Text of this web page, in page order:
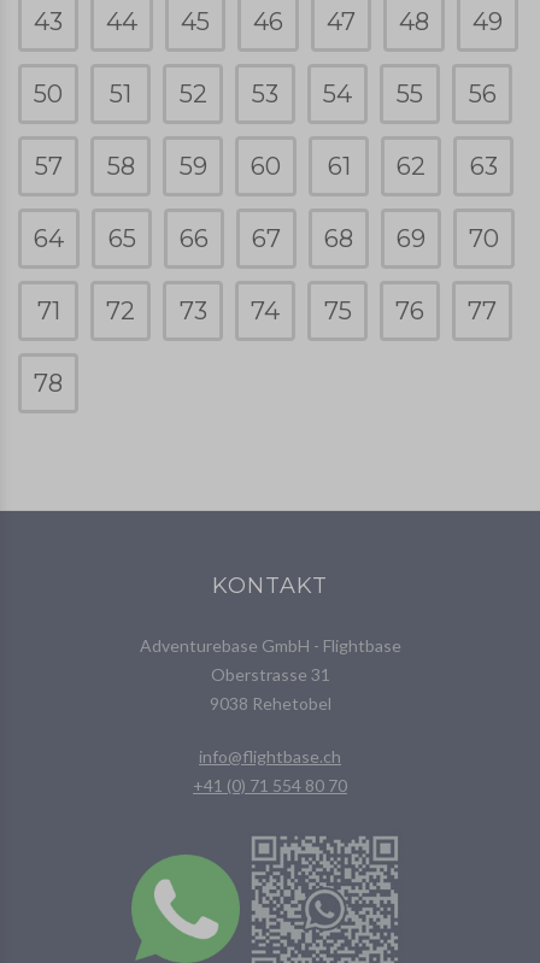
43 44 45 46 47 48 49
50 51 52 53 54 55 56
57 58 59 60 61 62 63
64 65 66 67 68 69 70
71 72 73 74 75 76 77
78
KONTAKT
Adventurebase GmbH - Flightbase
Oberstrasse 31
9038 Rehetobel
info@flightbase.ch
+41 (0) 71 554 80 70